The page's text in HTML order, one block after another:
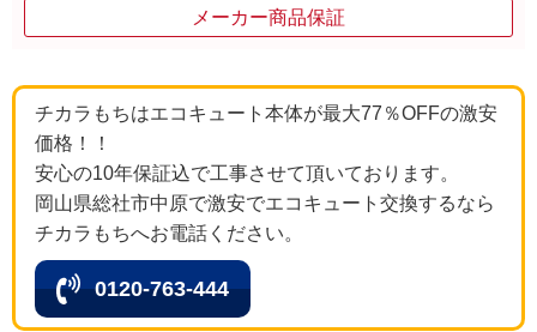
メーカー商品保証
チカラもちはエコキュート本体が最大77％OFFの激安
価格！！
安心の10年保証込で工事させて頂いております。
岡山県総社市中原で激安でエコキュート交換するなら
チカラもちへお電話ください。
0120-763-444